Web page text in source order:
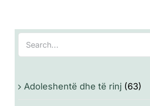
Adoleshentë dhe të rinj (63)